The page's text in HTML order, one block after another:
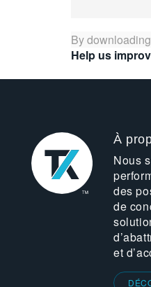
By
Help us
À
Nous
des
de
et